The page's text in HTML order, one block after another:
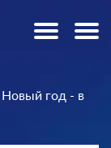
Новый год - в